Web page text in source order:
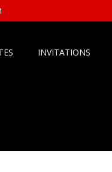
INVITATIONS